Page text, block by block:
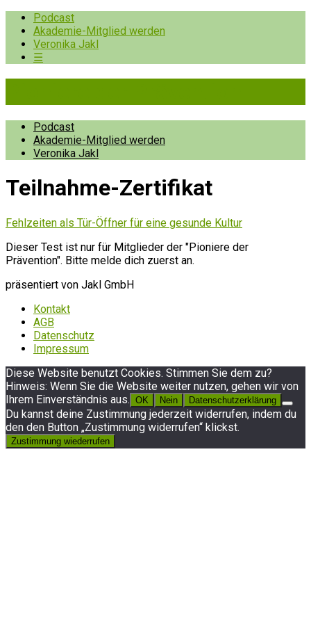
Podcast
Akademie-Mitglied werden
Veronika Jakl
☰
Podcast
Akademie-Mitglied werden
Veronika Jakl
Teilnahme-Zertifikat
Fehlzeiten als Tür-Öffner für eine gesunde Kultur
Dieser Test ist nur für Mitglieder der "Pioniere der
Prävention". Bitte melde dich zuerst an.
präsentiert von Jakl GmbH
Kontakt
AGB
Datenschutz
Impressum
Diese Website benutzt Cookies. Stimmen Sie dem zu?
Hinweis: Wenn Sie die Website weiter nutzen, gehen wir von
Ihrem Einverständnis aus. OK Nein Datenschutzerklärung
Du kannst deine Zustimmung jederzeit widerrufen, indem du
den den Button „Zustimmung widerrufen“ klickst.
Zustimmung wiederrufen